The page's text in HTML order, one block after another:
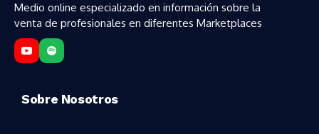
Medio online especializado en información sobre la
venta de profesionales en diferentes Marketplaces
Sobre Nosotros